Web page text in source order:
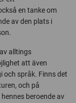
en tanke om
av den plats i
alltings
att även
och språk. Finns det
och på
beroende av